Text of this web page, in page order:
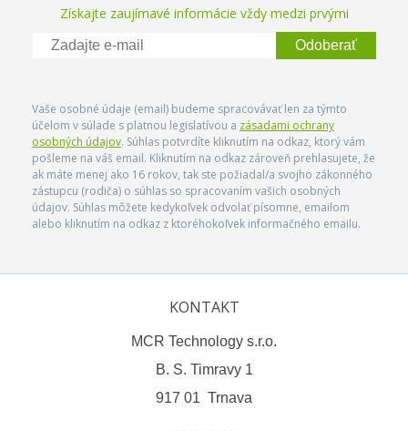
Získajte zaujímavé informácie vždy medzi prvými
Odoberať
Vaše osobné údaje (email) budeme spracovávať len za týmto
účelom v súlade s platnou legislatívou a zásadami ochrany
osobných údajov. Súhlas potvrdíte kliknutím na odkaz, ktorý vám
pošleme na váš email. Kliknutím na odkaz zároveň prehlasujete, že
ak máte menej ako 16 rokov, tak ste požiadal/a svojho zákonného
zástupcu (rodiča) o súhlas so spracovaním vašich osobných
údajov. Súhlas môžete kedykoľvek odvolať písomne, emailom
alebo kliknutím na odkaz z ktoréhokoľvek informačného emailu.
KONTAKT
MCR Technology s.r.o.
B. S. Timravy 1
917 01 Trnava